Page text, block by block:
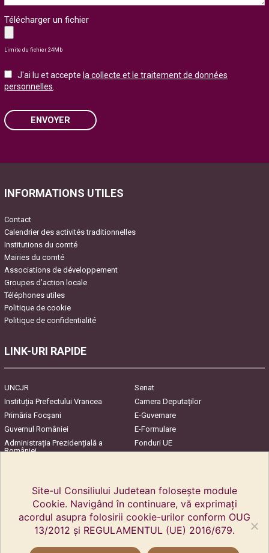
Télécharger un fichier
Limite du fichier 24Mb
J'ai lu et accepte la collecte et le traitement de données
personnelles
ENVOYER
INFORMATIONS UTILES
Contact
Calendrier des activités traditionnelles
Institutions du comté
Mairies du comté
Associations de développement
Groupes d’action locale
Téléphones utiles
Politique de cookie
Politique de confidentialité
LINK-URI RAPIDE
UNCJR
Senat
Instituția Prefectului Vrancea
Camera Deputaților
Primăria Focşani
E-Guvernare
Guvernul României
E-Formulare
Administrația Prezidențială a
României
Fonduri UE
Site-ul Consiliului Judetean folosește module
Cookie. Navigând în continuare, vă exprimați
acordul asupra folosirii cookie-urilor conform OUG
13/2012 și REGULAMENTUL (UE) 2016/679.